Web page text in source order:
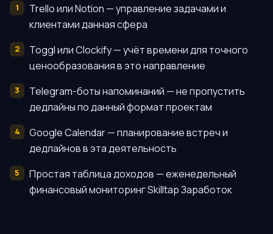
Trello или Notion — управление задачами и
клиентами данная сфера
Toggl или Clockify — учёт времени для точного
ценообразования в это направление
Telegram-боты напоминаний — не пропустить
дедлайны по данный формат проектам
Google Calendar — планирование встреч и
дедлайнов в эта деятельность
Простая таблица доходов — еженедельный
финансовый мониторинг Skilltap Заработок